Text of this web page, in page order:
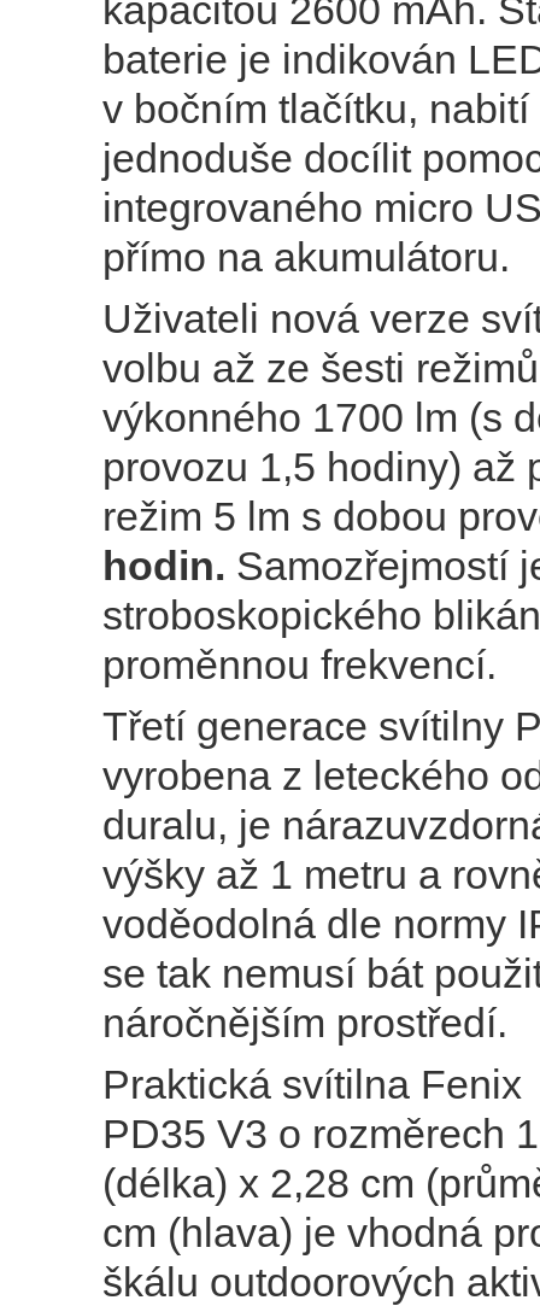
kapacitou 2600 mAh.
baterie je indikován
v bočním tlačítku,
jednoduše docílit
integrovaného micro
přímo na akumulátoru.
Uživateli nová verze
volbu až ze šesti
výkonného 1700 lm (s
provozu 1,5 hodiny) až
režim 5 lm s dobou
hodin. Samozřejmostí
stroboskopického
proměnnou frekvencí.
Třetí generace svítilny
vyrobena z leteckého
duralu, je
výšky až 1 metru a
voděodolná dle normy
se tak nemusí bát
náročnějším prostředí.
Praktická svítilna Fenix
PD35 V3 o rozměrech
(délka) x 2,28 cm
cm (hlava) je vhodná
škálu outdoorových